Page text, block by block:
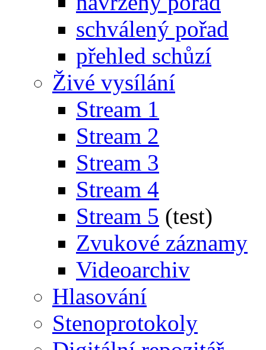
schválený pořad
přehled schůzí
Živé vysílání
Stream 1
Stream 2
Stream 3
Stream 4
Stream 5 (test)
Zvukové záznamy
Videoarchiv
Hlasování
Stenoprotokoly